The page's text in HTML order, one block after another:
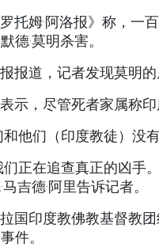
罗托姆·阿洛报》称，
德·莫明杀害。
报道，记者发现莫明
示，尽管死者家属称
和他们（印度教徒）没
们正在追查真正的凶手
吉德·阿里告诉记者。
国印度教佛教基督教
件。